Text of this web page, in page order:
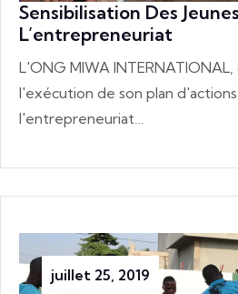
Sensibilisation Des
L’entrepreneuriat
L'ONG MIWA
l'exécution de son plan
l'entrepreneuriat…
juillet 25, 2019